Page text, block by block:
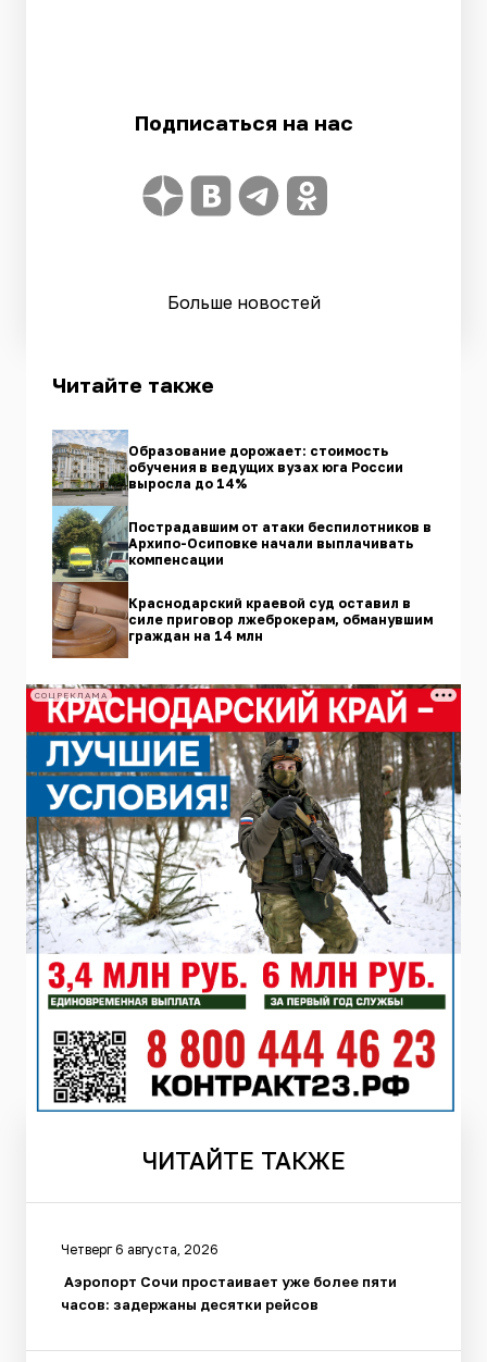
Подписаться на нас
Больше новостей
Читайте также
Образование дорожает: стоимость
обучения в ведущих вузах юга России
выросла до 14%
Пострадавшим от атаки беспилотников в
Архипо-Осиповке начали выплачивать
компенсации
Краснодарский краевой суд оставил в
силе приговор лжеброкерам, обманувшим
граждан на 14 млн
СОЦРЕКЛАМА
ЧИТАЙТЕ ТАКЖЕ
Четверг 6 августа, 2026
Аэропорт Сочи простаивает уже более пяти
часов: задержаны десятки рейсов